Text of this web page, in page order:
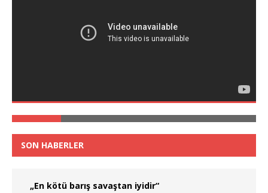
SON HABERLER
„En kötü barış savaştan iyidir“